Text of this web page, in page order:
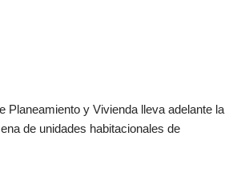
Planeamiento y Vivienda lleva adelante la
de unidades habitacionales de